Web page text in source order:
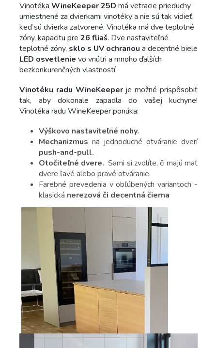
Vinotéka WineKeeper 25D má vetracie prieduchy
umiestnené za dvierkami vinotéky a nie sú tak vidieť,
keď sú dvierka zatvorené. Vinotéka má dve teplotné
zóny, kapacitu pre 26 fliaš. Dve nastaviteľné
teplotné zóny, sklo s UV ochranou a decentné biele
LED osvetlenie vo vnútri a mnoho ďalších
bezkonkurenčných vlastností.
Vinotéku radu WineKeeperje možné prispôsobiť
tak, aby dokonale zapadla do vašej kuchyne!
Vinotéka radu WineKeeper ponúka:
Výškovo nastaviteľné nohy.
Mechanizmus na jednoduché otváranie dverí
push-and-pull.
Otočiteľné dvere. Sami si zvolíte, či majú mať
dvere ľavé alebo pravé otváranie.
Farebné prevedenia v obľúbených variantoch -
klasická nerezová či decentná čierna